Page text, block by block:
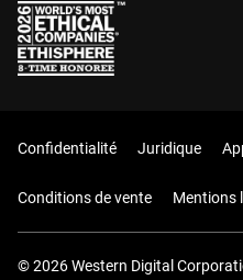
Confidentialité Juridique
Conditions de vente Mentions
© 2026 Western Digital